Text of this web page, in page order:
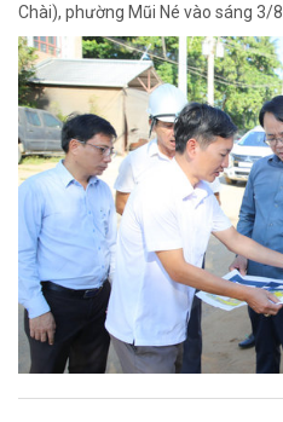
Chài), phường Mũi Né vào sáng 3/8.